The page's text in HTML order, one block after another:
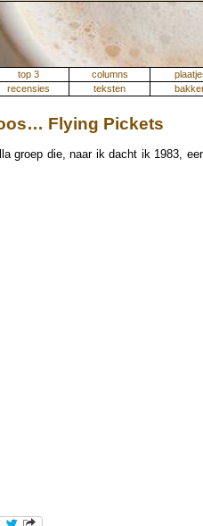
top 3 columns
recensies teksten
Flying Pickets
groep die, naar ik dacht ik 1983,